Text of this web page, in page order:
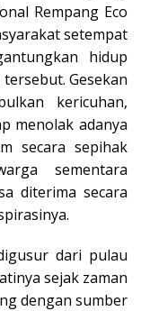
Rempang Eco
setempat
hidup
Gesekan
kericuhan,
menolak adanya
secara sepihak
sementara
diterima secara
dari pulau
sejak zaman
dengan sumber